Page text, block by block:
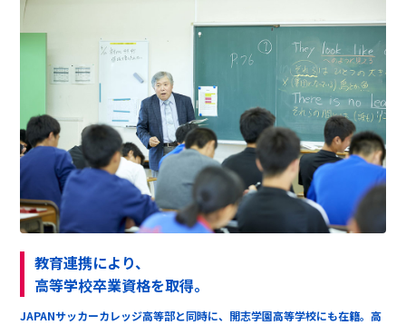
教育連携により、
高等学校卒業資格を取得。
JAPANサッカーカレッジ高等部と同時に、開志学園高等学校にも在籍。高